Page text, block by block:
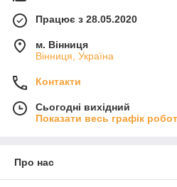
Працює з 28.05.2020
м. Вінниця
Вінниця, Україна
Контакти
Сьогодні вихідний
Показати весь графік
Про нас